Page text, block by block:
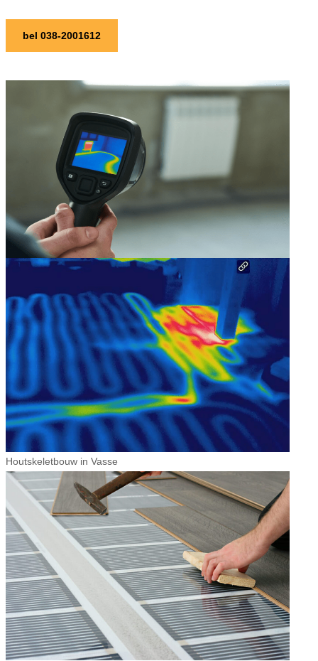
bel 038-2001612
Houtskeletbouw in Vasse